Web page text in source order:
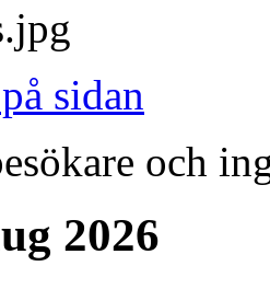
sidan
och
2026